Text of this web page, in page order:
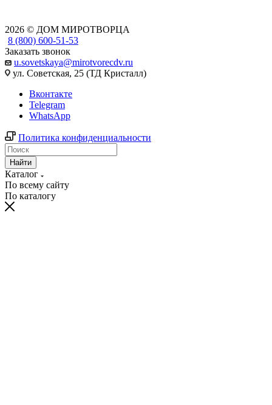
2026 © ДОМ МИРОТВОРЦА
8 (800) 600-51-53
Заказать звонок
u.sovetskaya@mirotvorecdv.ru
ул. Советская, 25 (ТД Кристалл)
Вконтакте
Telegram
WhatsApp
Политика конфиденциальности
Найти
Каталог
По всему сайту
По каталогу